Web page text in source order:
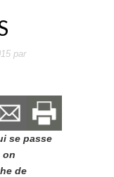
par
se passe
on
de